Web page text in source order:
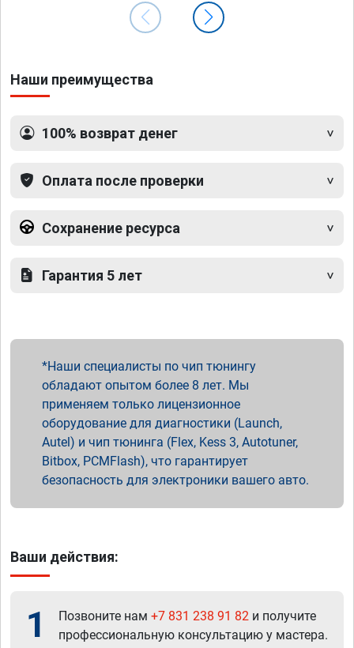
Наши преимущества
100% возврат денег
Оплата после проверки
Сохранение ресурса
Гарантия 5 лет
Наши специалисты по чип тюнингу
обладают опытом более 8 лет. Мы
применяем только лицензионное
оборудование для диагностики (Launch,
Autel) и чип тюнинга (Flex, Kess 3, Autotuner,
Bitbox, PCMFlash), что гарантирует
безопасность для электроники вашего авто.
Ваши действия:
1 Позвоните нам +7 831 238 91 82 и получите
профессиональную консультацию у мастера.